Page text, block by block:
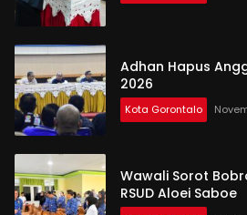
Adhan Hapus
2026
Kota Gorontalo
Wawali Sorot
RSUD Aloei Saboe